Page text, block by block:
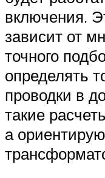
включения.
зависит от
точного
определять
проводки в
такие
а